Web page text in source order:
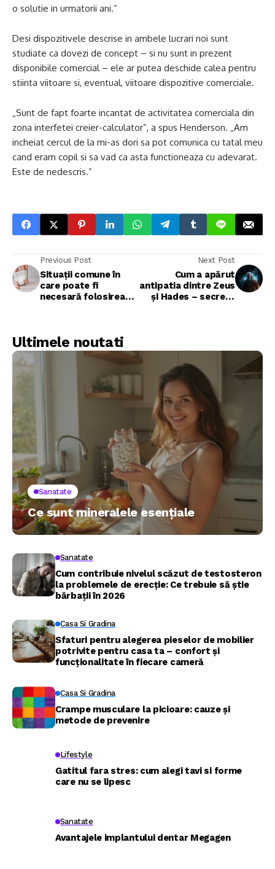
o solutie in urmatorii ani.”
Desi dispozitivele descrise in ambele lucrari noi sunt
studiate ca dovezi de concept – si nu sunt in prezent
disponibile comercial – ele ar putea deschide calea pentru
stiinta viitoare si, eventual, viitoare dispozitive comerciale.
„Sunt de fapt foarte incantat de activitatea comerciala din
zona interfetei creier-calculator”, a spus Henderson. „Am
incheiat cercul de la mi-as dori sa pot comunica cu tatal meu
cand eram copil si sa vad ca asta functioneaza cu adevarat.
Este de nedescris.”
Previous Post
Situații comune în
care poate fi
necesară folosirea
Next Post
Cum a apărut
antipatia dintre Zeus
și Hades – secrete
Ultimele noutati
Sanatate
Ce sunt mineralele esențiale
Sanatate
Cum contribuie nivelul scăzut de testosteron
la problemele de erecție: Ce trebuie să știe
bărbații în 2026
Casa Si Gradina
Sfaturi pentru alegerea pieselor de mobilier
potrivite pentru casa ta – confort și
funcționalitate în fiecare cameră
Casa Si Gradina
Crampe musculare la picioare: cauze și
metode de prevenire
Lifestyle
Gatitul fara stres: cum alegi tavi si forme
care nu se lipesc
Sanatate
Avantajele implantului dentar Megagen